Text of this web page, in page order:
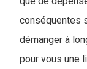
conséquentes
démanger à
pour vous une